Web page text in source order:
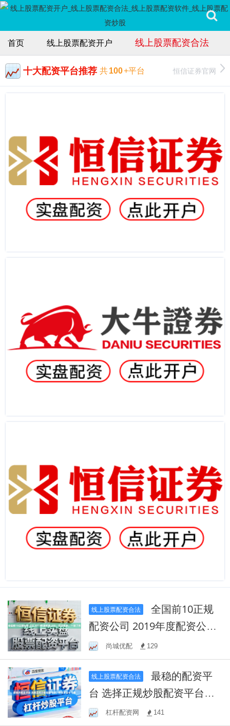
首页 线上股票配资开户 线上股票配资合法
十大配资平台推荐 共100+平台 恒信证券官网
线上股票配资合法
全国前10正规
配资公司 2019年度配资公
示：实时更新，一目了然
尚城优配 129
线上股票配资合法
最稳的配资平
台 选择正规炒股配资平台，
投资更安全可靠
杠杆配资网 141